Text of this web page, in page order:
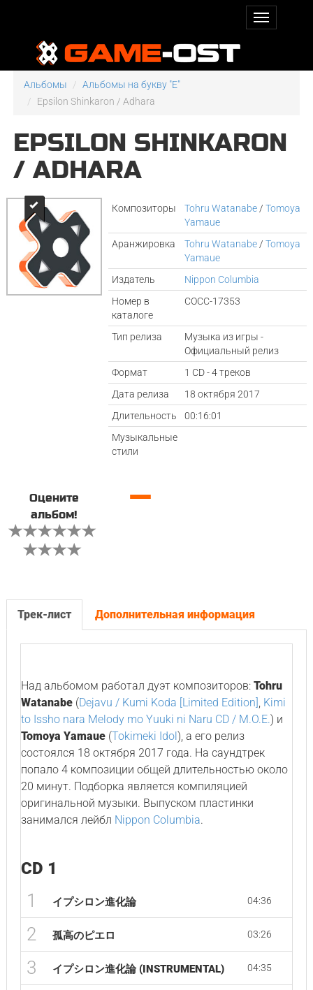
Альбомы
Альбомы на букву "E"
Epsilon Shinkaron / Adhara
EPSILON SHINKARON
/ ADHARA
Композиторы Tohru Watanabe /Tomoya
Yamaue
Аранжировка
Tohru Watanabe /Tomoya
Yamaue
Издатель
Nippon Columbia
Номер в
каталоге
COCC-17353
Тип релиза
Музыка из игры -
Официальный релиз
Формат
1 CD - 4 треков
Дата релиза
18 октября 2017
Длительность
00:16:01
Музыкальные
стили
Оцените
альбом!
—
Трек-лист Дополнительная информация
Над альбомом работал дуэт композиторов: Tohru
Watanabe(Dejavu / Kumi Koda [Limited Edition], Kimi
to Issho nara Melody mo Yuuki ni Naru CD / M.O.E.) и
Tomoya Yamaue(Tokimeki Idol), а его релиз
состоялся 18 октября 2017 года. На саундтрек
попало 4 композиции общей длительностью около
20 минут. Подборка является компиляцией
оригинальной музыки. Выпуском пластинки
занимался лейбл Nippon Columbia.
CD 1
1 イプシロン進化論 04:36
2 孤高のピエロ 03:26
3 イプシロン進化論 (INSTRUMENTAL) 04:35